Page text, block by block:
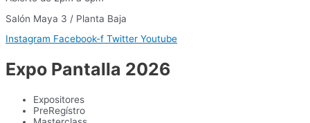
Salón Maya 3 / Planta Baja
Instagram Facebook-f Twitter Youtube
Expo Pantalla 2026
Expositores
PreRegístro